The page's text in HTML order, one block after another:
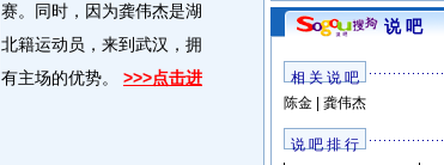
赛。同时，因为龚伟杰是湖
北籍运动员，来到武汉，拥
有主场的优势。 >>>点击进
说 吧
相 关 说 吧
陈金| 龚伟杰
说 吧 排 行